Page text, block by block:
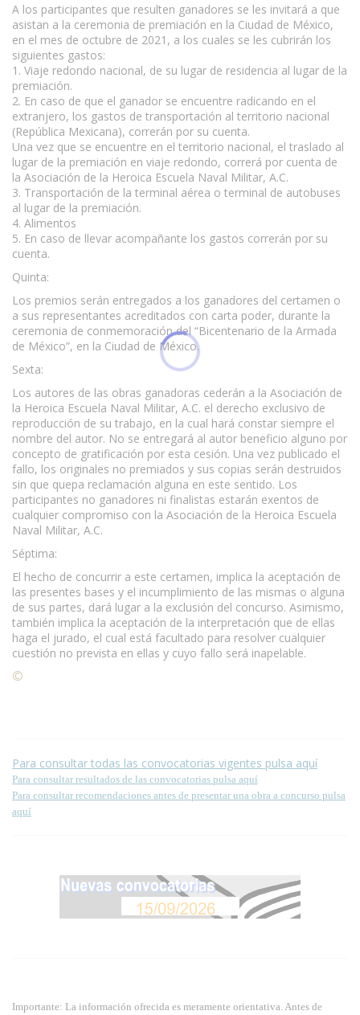
A los participantes que resulten ganadores se les invitará a que
asistan a la ceremonia de premiación en la Ciudad de México,
en el mes de octubre de 2021, a los cuales se les cubrirán los
siguientes gastos:
1. Viaje redondo nacional, de su lugar de residencia al lugar de la
premiación.
2. En caso de que el ganador se encuentre radicando en el
extranjero, los gastos de transportación al territorio nacional
(República Mexicana), correrán por su cuenta.
Una vez que se encuentre en el territorio nacional, el traslado al
lugar de la premiación en viaje redondo, correrá por cuenta de
la Asociación de la Heroica Escuela Naval Militar, A.C.
3. Transportación de la terminal aérea o terminal de autobuses
al lugar de la premiación.
4. Alimentos
5. En caso de llevar acompañante los gastos correrán por su
cuenta.
Quinta:
Los premios serán entregados a los ganadores del certamen o
a sus representantes acreditados con carta poder, durante la
ceremonia de conmemoración del “Bicentenario de la Armada
de México”, en la Ciudad de México.
Sexta:
Los autores de las obras ganadoras cederán a la Asociación de
la Heroica Escuela Naval Militar, A.C. el derecho exclusivo de
reproducción de su trabajo, en la cual hará constar siempre el
nombre del autor. No se entregará al autor beneficio alguno por
concepto de gratificación por esta cesión. Una vez publicado el
fallo, los originales no premiados y sus copias serán destruidos
sin que quepa reclamación alguna en este sentido. Los
participantes no ganadores ni finalistas estarán exentos de
cualquier compromiso con la Asociación de la Heroica Escuela
Naval Militar, A.C.
Séptima:
El hecho de concurrir a este certamen, implica la aceptación de
las presentes bases y el incumplimiento de las mismas o alguna
de sus partes, dará lugar a la exclusión del concurso. Asimismo,
también implica la aceptación de la interpretación que de ellas
haga el jurado, el cual está facultado para resolver cualquier
cuestión no prevista en ellas y cuyo fallo será inapelable.
©
Para consultar todas las convocatorias vigentes pulsa aquí
Para consultar resultados de las convocatorias pulsa aquí
Para consultar recomendaciones antes de presentar una obra a concurso pulsa
aquí
Importante: La información ofrecida es meramente orientativa. Antes de